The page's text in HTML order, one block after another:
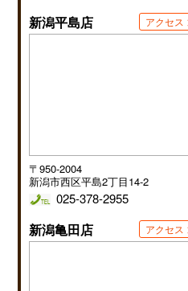
新潟平島店 アクセス
〒950-2004
新潟市西区平島2丁目14-2
025-378-2955
新潟亀田店 アクセス